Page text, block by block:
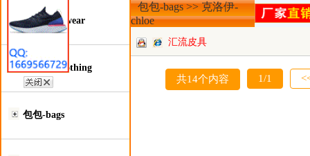
鞋类-Footwear
服装类-Clothing
包包-bags
包包-bags >> 克洛伊-
chloe
汇流皮具
共14个内容 1/1